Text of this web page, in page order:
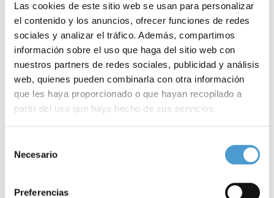
Las cookies de este sitio web se usan para personalizar
el contenido y los anuncios, ofrecer funciones de redes
sociales y analizar el tráfico. Además, compartimos
información sobre el uso que haga del sitio web con
nuestros partners de redes sociales, publicidad y análisis
web, quienes pueden combinarla con otra información
que les haya proporcionado o que hayan recopilado a
partir del uso que haya hecho de sus servicios.
de cookies
Necesario
Preferencias
26 NOVIEMBRE, 2020 DE INTERÉS